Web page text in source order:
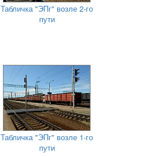
Табличка "ЭПг" возле 2-го
пути
Табличка "ЭПг" возле 1-го
пути